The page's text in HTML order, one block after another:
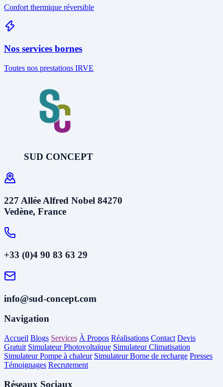
Confort thermique réversible
Nos services bornes
Toutes nos prestations IRVE
SUD CONCEPT
227 Allée Alfred Nobel 84270
Vedène, France
+33 (0)4 90 83 63 29
info@sud-concept.com
Navigation
Accueil Blogs Services À Propos Réalisations Contact Devis
Gratuit Simulateur Photovoltaïque Simulateur Climatisation
Simulateur Pompe à chaleur Simulateur Borne de recharge Presses
Témoignages Recrutement
Réseaux Sociaux